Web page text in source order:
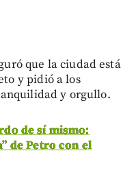
que la ciudad está
y pidió a los
y orgullo.
de sí mismo:
de Petro con el